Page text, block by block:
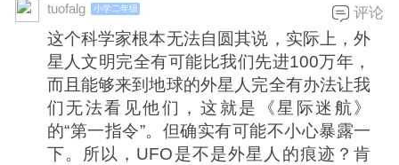
tuofalg 小学二年级
这个科学家根本无法自圆其说，实际上，外
星人文明完全有可能比我们先进100万年，
而且能够来到地球的外星人完全有办法让我
们无法看见他们，这就是《星际迷航》
的“第一指令”。但确实有可能不小心暴露一
下。所以，UFO是不是外星人的痕迹？肯
评论